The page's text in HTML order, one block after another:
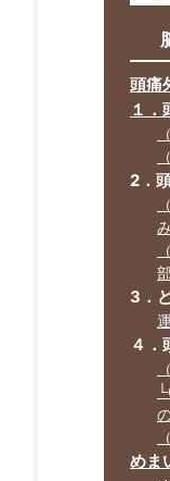
頭痛
１．
2．
3．
４．
めま